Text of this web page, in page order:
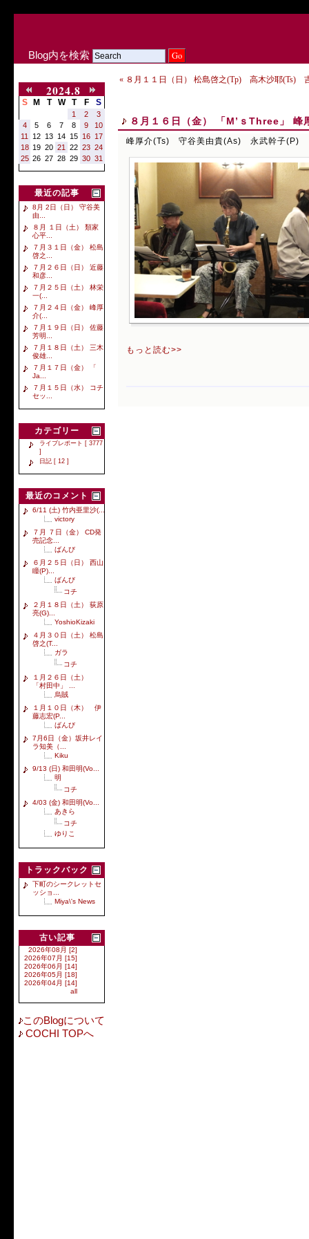
Blog内を検索
2024.8
S M T W T F S
1 2
3
4
5 6 7 8 9
10
11
12 13 14 15 16 17
18 19 20 21 22 23 24
25 26 27 28 29 30 31
最近の記事
8月 2日（日） 守谷美
由...
８月 １日（土） 類家
心平...
７月３１日（金） 松島
啓之...
７月２６日（日） 近藤
和彦...
７月２５日（土） 林栄
一(...
７月２４日（金） 峰厚
介(...
７月１９日（日） 佐藤
芳明...
７月１８日（土） 三木
俊雄...
７月１７日（金） 「
Ja...
７月１５日（水） コチ
セッ...
カテゴリー
ライブレポート [ 3777
]
日記 [ 12 ]
最近のコメント
6/11 (土) 竹内亜里沙(...
victory
７月 ７日（金） CD発
売記念...
ばんび
６月２５日（日） 西山
瞳(P)...
ばんび
コチ
２月１８日（土） 荻原
亮(G)...
YoshioKizaki
４月３０日（土） 松島
啓之(T...
ガラ
コチ
１月２６日（土）
「村田中」 ...
烏賊
１月１０日（木） 伊
藤志宏(P...
ばんび
7月6日（金）坂井レイ
ラ知美（...
Kiku
9/13 (日) 和田明(Vo...
明
コチ
4/03 (金) 和田明(Vo...
あきら
コチ
ゆりこ
トラックバック
下町のシークレットセ
ッショ...
Miya\'s News
古い記事
2026年08月 [2]
2026年07月 [15]
2026年06月 [14]
2026年05月 [18]
2026年04月 [14]
all
このBlogについて
COCHI TOPへ
« ８月１１日（日） 松島啓之(Tp) 高木沙耶(Ts)
８月１６日（金） 「M’ｓThree」
峰厚介(Ts) 守谷美由貴(As) 永武幹子(P)
もっと読む>>